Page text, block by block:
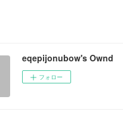
eqepijonubow's Ownd
フォロー